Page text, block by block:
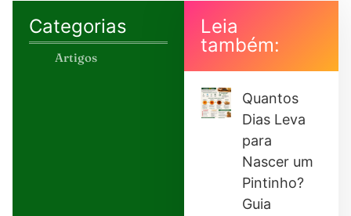
Categorias
Artigos
Leia
também:
Quantos
Dias Leva
para
Nascer um
Pintinho?
Guia